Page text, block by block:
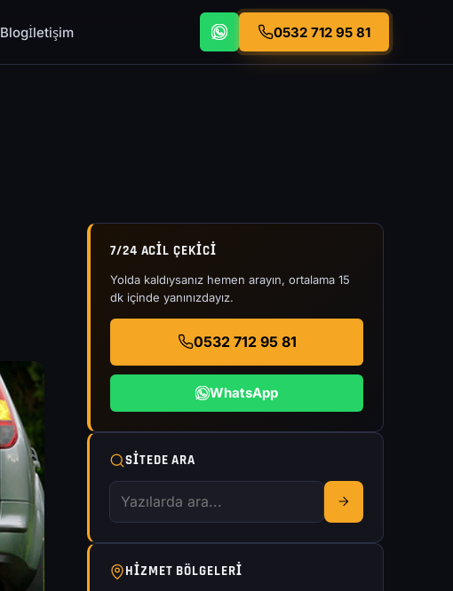
Blogİletişim 0532 712 95 81
7/24 ACIL ÇEKICI
Yolda kaldıysanız hemen arayın, ortalama 15
dk içinde yanınızdayız.
0532 712 95 81
WhatsApp
SITEDE ARA
HIZMET BÖLGELERI